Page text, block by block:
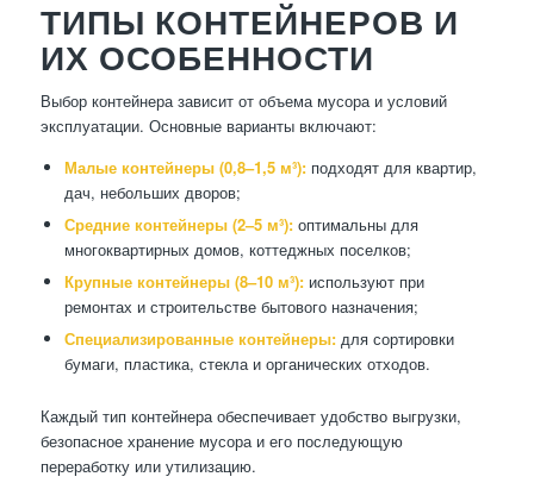
ТИПЫ КОНТЕЙНЕРОВ И
ИХ ОСОБЕННОСТИ
Выбор контейнера зависит от объема мусора и условий
эксплуатации. Основные варианты включают:
Малые контейнеры (0,8–1,5 м³):подходят для квартир,
дач, небольших дворов;
Средние контейнеры (2–5 м³):оптимальны для
многоквартирных домов, коттеджных поселков;
Крупные контейнеры (8–10 м³):используют при
ремонтах и строительстве бытового назначения;
Специализированные контейнеры:для сортировки
бумаги, пластика, стекла и органических отходов.
Каждый тип контейнера обеспечивает удобство выгрузки,
безопасное хранение мусора и его последующую
переработку или утилизацию.